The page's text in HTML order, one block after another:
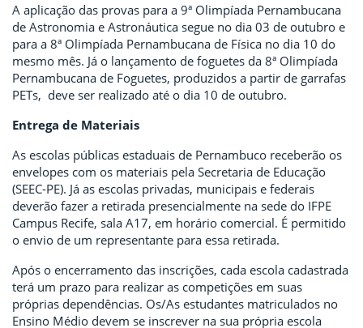
A aplicação das provas para a 9ª Olimpíada Pernambucana
de Astronomia e Astronáutica segue no dia 03 de outubro e
para a 8ª Olimpíada Pernambucana de Física no dia 10 do
mesmo mês. Já o lançamento de foguetes da 8ª Olimpíada
Pernambucana de Foguetes, produzidos a partir de garrafas
PETs, deve ser realizado até o dia 10 de outubro.
Entrega de Materiais
As escolas públicas estaduais de Pernambuco receberão os
envelopes com os materiais pela Secretaria de Educação
(SEEC-PE). Já as escolas privadas, municipais e federais
deverão fazer a retirada presencialmente na sede do IFPE
Campus Recife, sala A17, em horário comercial. É permitido
o envio de um representante para essa retirada.
Após o encerramento das inscrições, cada escola cadastrada
terá um prazo para realizar as competições em suas
próprias dependências. Os/As estudantes matriculados no
Ensino Médio devem se inscrever na sua própria escola